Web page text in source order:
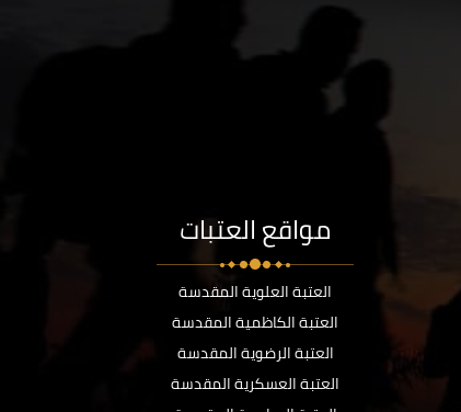
مواقع العتبات
العتبة العلوية المقدسة
العتبة الكاظمية المقدسة
العتبة الرضوية المقدسة
العتبة العسكرية المقدسة